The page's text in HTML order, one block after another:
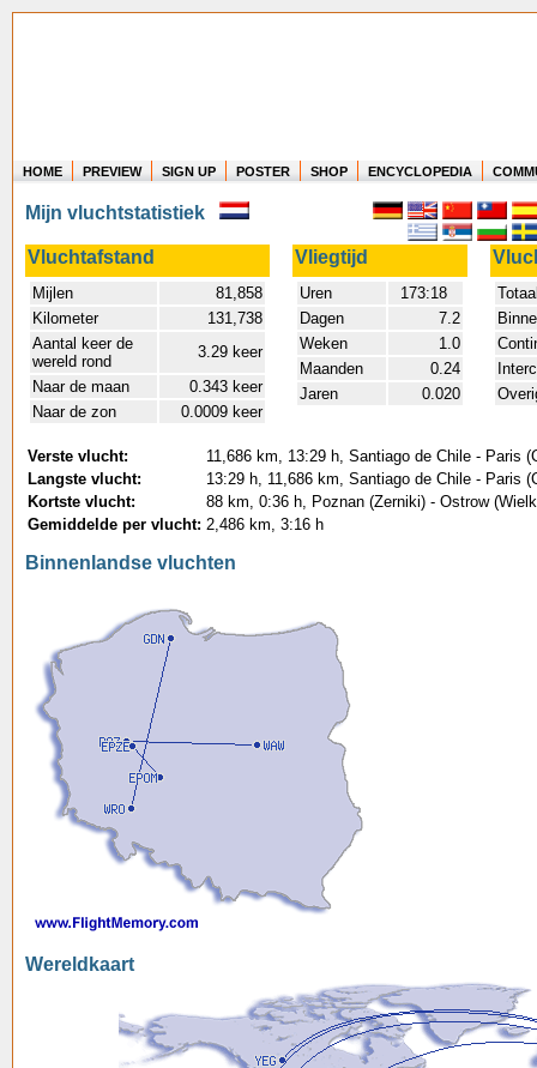
Where in the world have you flown?
How long have you been in the air?
Create your own FlightMemory and see!
HOME PREVIEW SIGN UP POSTER SHOP ENCYCLOPEDIA
Mijn vluchtstatistiek
Vluchtafstand Vliegtijd
Mijlen
81,858
Kilometer
131,738
Aantal keer de
wereld rond
3.29 keer
Naar de maan
0.343 keer
Naar de zon
0.0009 keer
Uren
173:18
Dagen
7.2
Weken
1.0
Maanden
0.24
Jaren
0.020
Verste vlucht:
11,686 km, 13:29 h, Santiago de Chile - Paris
Langste vlucht:
13:29 h, 11,686 km, Santiago de Chile - Paris
Kortste vlucht:
88 km, 0:36 h, Poznan (Zerniki) - Ostrow
Gemiddelde per vlucht: 2,486 km, 3:16 h
Binnenlandse vluchten
Wereldkaart